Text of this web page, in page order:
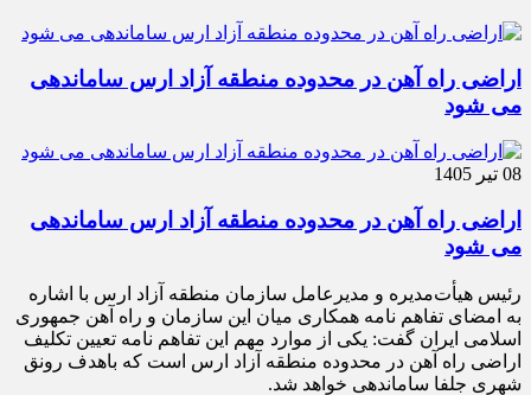
اراضی راه آهن در محدوده منطقه آزاد ارس ساماندهی
می شود
08 تیر 1405
اراضی راه آهن در محدوده منطقه آزاد ارس ساماندهی
می شود
رئیس هیأت‌مدیره و مدیرعامل سازمان منطقه آزاد ارس با اشاره
به امضای تفاهم نامه همکاری میان این سازمان و راه آهن جمهوری
اسلامی ایران گفت: یکی از موارد مهم این تفاهم نامه تعیین تکلیف
اراضی راه آهن در محدوده منطقه آزاد ارس است که باهدف رونق
شهری جلفا ساماندهی خواهد شد.